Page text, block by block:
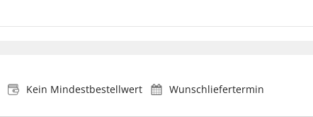
Kein Mindestbestellwert Wunschliefertermin